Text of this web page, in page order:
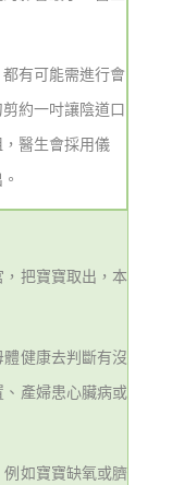
有可能需進行會
約一吋讓陰道口
醫生會採用儀
把寶寶取出，本
健康去判斷有沒
產婦患心臟病或
如寶寶缺氧或臍